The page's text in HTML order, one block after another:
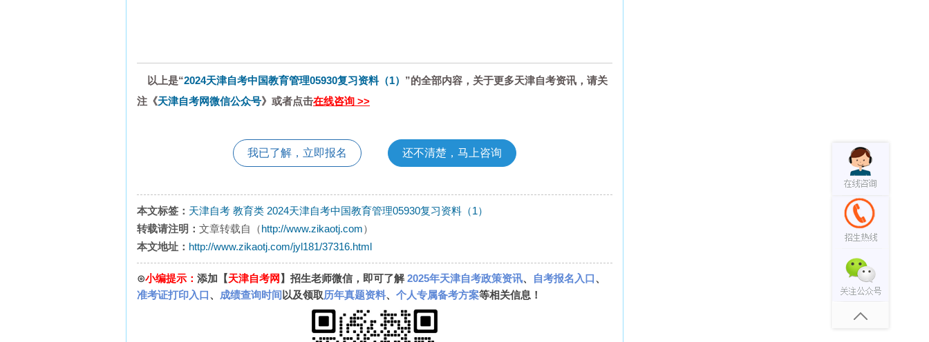
以上是“2024天津自考中国教育管理05930复习资料（1） ”的全部内容，关于更多天津自考资讯，请关
注《天津自考网微信公众号》或者点击在线咨询 >>
我已了解，立即报名 还不清楚，马上咨询
本文标签： 天津自考 教育类 2024天津自考中国教育管理05930复习资料（1）
转载请注明： 文章转载自（http://www.zikaotj.com）
本文地址： http://www.zikaotj.com/jyl181/37316.html
⊙小编提示： 添加【天津自考网 】招生老师微信，即可了解2025年天津自考政策资讯、 自考报名入口、
准考证打印入口、 成绩查询时间 以及领取历年真题资料、 个人专属备考方案等相关信息！